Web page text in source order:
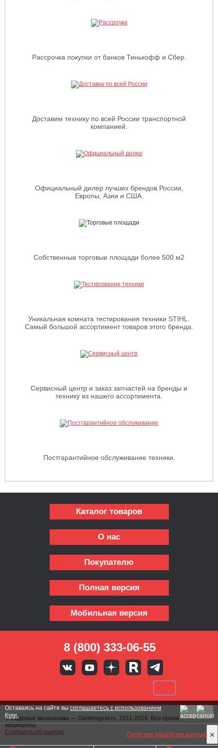
Рассрочка покупки от банков Тинькофф и Сбер.
Доставим технику по всей России транспортной
компанией.
Официальный дилер лучших брендов России,
Европы, Азии и США.
Собственные торговые площади более 500 м2
Уникальная комната тестирования техники STIHL.
Самый большой ассортимент товаров этого бренда.
Сервисный центр и заказ запчастей на бренды и
технику из нашего ассортимента.
Постгарантийное обслуживание техники.
Каталог товаров
О нас
Покупателю
Полная версия
Мобильная версия
8 (800) 333-06-55
© Садовые механизмы — Gardengear.ru, 2011-2026. Все права
защищены.
Сообщить об ошибке
Политика обработки данных
Оставаясь на сайте вы соглашаетесь с использованием
Куки.